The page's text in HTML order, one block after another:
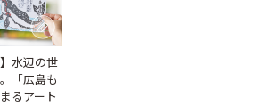
水辺の世
「広島も
るアート